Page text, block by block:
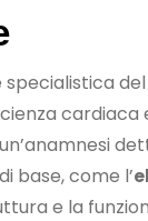
specialistica
base, come l’
e la